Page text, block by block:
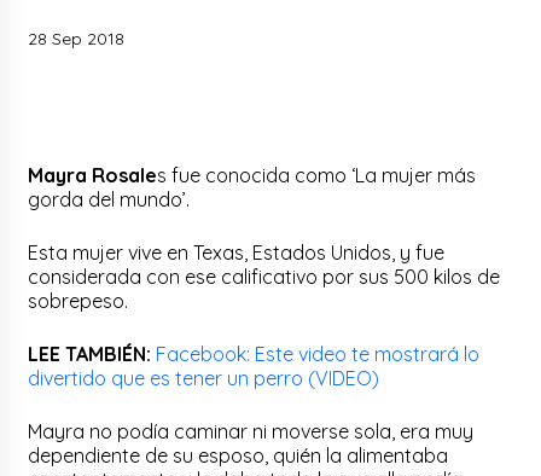
28 Sep 2018
Mayra Rosales fue conocida como ‘La mujer más
gorda del mundo’.
Esta mujer vive en Texas, Estados Unidos, y fue
considerada con ese calificativo por sus 500 kilos de
sobrepeso.
LEE TAMBIÉN: Facebook: Este video te mostrará lo
divertido que es tener un perro (VIDEO)
Mayra no podía caminar ni moverse sola, era muy
dependiente de su esposo, quién la alimentaba